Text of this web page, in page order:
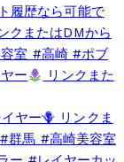
ー
リンクまた